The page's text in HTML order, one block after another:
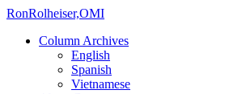
RonRolheiser,OMI
Column Archives
English
Spanish
Vietnamese